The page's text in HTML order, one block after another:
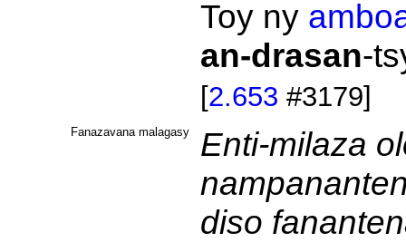
Toy ny
an-drasan-
[2.653 #3179]
Fanazavana malagasy
Enti-milaza
diso